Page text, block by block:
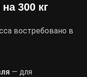
300 кг
востребовано в
— для